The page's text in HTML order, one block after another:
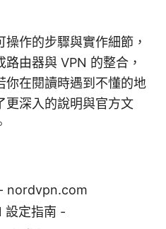
作的步驟與實作細節，
由器與 VPN 的整合，
你在閱讀時遇到不懂的地
更深入的說明與官方文
nordvpn.com
設定指南 -